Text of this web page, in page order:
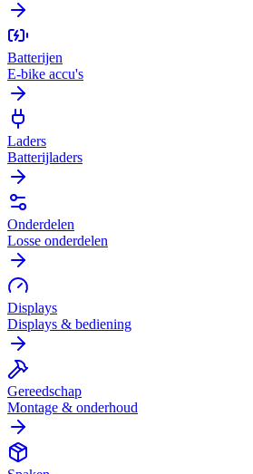
Batterijen
E-bike accu's
Laders
Batterijladers
Onderdelen
Losse onderdelen
Displays
Displays & bediening
Gereedschap
Montage & onderhoud